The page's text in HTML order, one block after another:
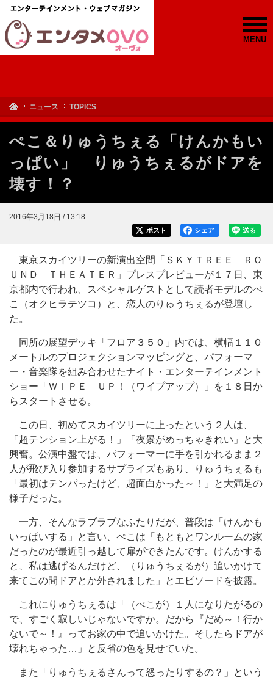
MENU
ニュース TOPICS
ぺこ＆りゅうちぇる「けんかもい
っぱい」 りゅうちぇるがドアを
壊す！？
2016年3月18日 / 13:18
送る
シェア
ポスト
東京スカイツリーの新演出空間「ＳＫＹＴＲＥＥ ＲＯ
ＵＮＤ ＴＨＥＡＴＥＲ」プレスプレビューが１７日、東
京都内で行われ、スペシャルゲストとして読者モデルのぺ
こ（オクヒラテツコ）と、恋人のりゅうちぇるが登壇し
た。
同所の展望デッキ「フロア３５０」内では、横幅１１０
メートルのプロジェクションマッピングと、パフォーマ
ー・音楽隊を組み合わせたナイト・エンターテインメント
ショー「ＷＩＰＥ ＵＰ！（ワイプアップ）」を１８日か
らスタートさせる。
この日、初めてスカイツリーに上ったという２人は、
「超テンション上がる！」「夜景がめっちゃきれい」と大
興奮。公演中盤では、パフォーマーに手を引かれるまま２
人が飛び入り参加するサプライズもあり、りゅうちぇるも
「最初はテンパったけど、超面白かった～！」と大満足の
様子だった。
一方、そんなラブラブなふたりだが、普段は「けんかも
いっぱいする」と言い、ぺこは「もともとワンルームの家
だったのが最近引っ越して扉ができたんです。けんかする
と、私は逃げるんだけど、（りゅうちぇるが）追いかけて
来てこの間ドアとか外されました」とエピソードを披露。
これにりゅうちぇるは「（ぺこが）１人になりたがるの
で、すごく寂しいじゃないですか。だから『だめ～！行か
ないで～！』ってお家の中で追いかけた。そしたらドアが
壊れちゃった…」と反省の色を見せていた。
また「りゅうちぇるさんって怒ったりするの？」という